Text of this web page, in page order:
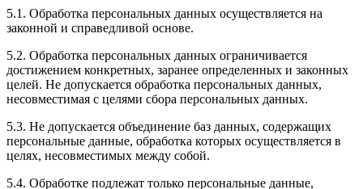
5.1. Обработка персональных данных осуществляется на
законной и справедливой основе.
5.2. Обработка персональных данных ограничивается
достижением конкретных, заранее определенных и законных
целей. Не допускается обработка персональных данных,
несовместимая с целями сбора персональных данных.
5.3. Не допускается объединение баз данных, содержащих
персональные данные, обработка которых осуществляется в
целях, несовместимых между собой.
5.4. Обработке подлежат только персональные данные,